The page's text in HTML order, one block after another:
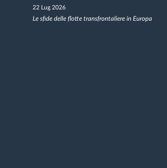
22 Lug 2026
Le sfide delle flotte transfrontaliere in Europa